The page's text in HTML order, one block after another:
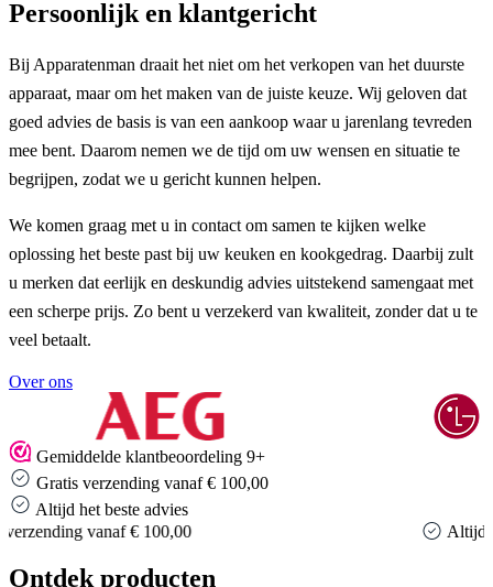
Persoonlijk en klantgericht
Bij Apparatenman draait het niet om het verkopen van het duurste
apparaat, maar om het maken van de juiste keuze. Wij geloven dat
goed advies de basis is van een aankoop waar u jarenlang tevreden
mee bent. Daarom nemen we de tijd om uw wensen en situatie te
begrijpen, zodat we u gericht kunnen helpen.
We komen graag met u in contact om samen te kijken welke
oplossing het beste past bij uw keuken en kookgedrag. Daarbij zult
u merken dat eerlijk en deskundig advies uitstekend samengaat met
een scherpe prijs. Zo bent u verzekerd van kwaliteit, zonder dat u te
veel betaalt.
Over ons
Gemiddelde klantbeoordeling 9+
Gratis verzending vanaf € 100,00
Altijd het beste advies
Altijd het beste advies
Ontdek producten